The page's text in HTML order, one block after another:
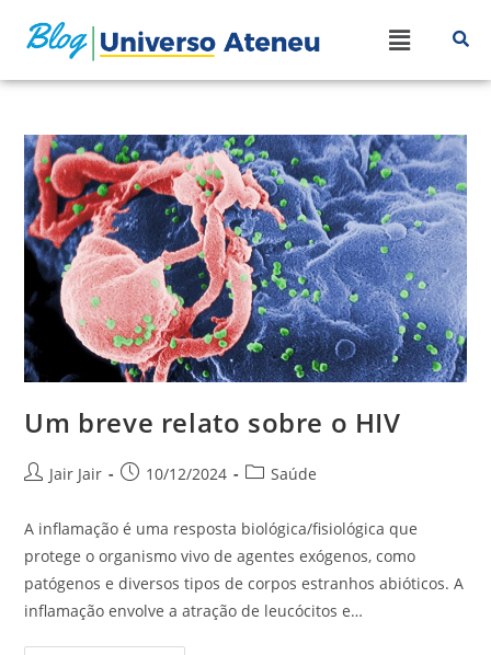
Um breve relato sobre o HIV
Jair Jair 10/12/2024 Saúde
A inflamação é uma resposta biológica/fisiológica que
protege o organismo vivo de agentes exógenos, como
patógenos e diversos tipos de corpos estranhos abióticos. A
inflamação envolve a atração de leucócitos e…